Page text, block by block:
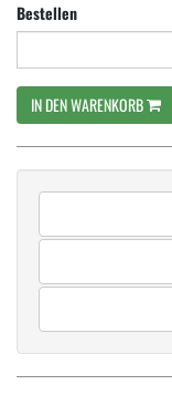
Bestellen
IN DEN WARENKORB